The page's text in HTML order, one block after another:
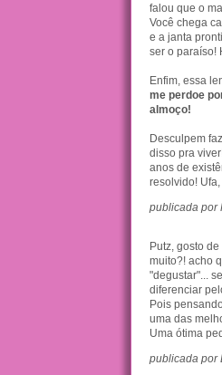
falou que o
Você chega
e a janta
ser o paraíso!
Enfim, essa
me perdoe
almoço!
Desculpem
disso pra
anos de
resolvido!
publicada por
Putz, gosto
muito?! acho
"degustar"...
diferenciar
Pois
uma das
Uma ótima
publicada por